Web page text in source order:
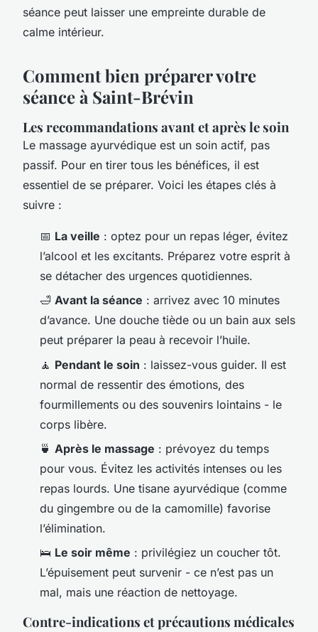
séance peut laisser une empreinte durable de
calme intérieur.
Comment bien préparer votre
séance à Saint-Brévin
Les recommandations avant et après le soin
Le massage ayurvédique est un soin actif, pas
passif. Pour en tirer tous les bénéfices, il est
essentiel de se préparer. Voici les étapes clés à
suivre :
📅 La veille : optez pour un repas léger, évitez
l’alcool et les excitants. Préparez votre esprit à
se détacher des urgences quotidiennes.
🛁 Avant la séance : arrivez avec 10 minutes
d’avance. Une douche tiède ou un bain aux sels
peut préparer la peau à recevoir l’huile.
🧘 Pendant le soin : laissez-vous guider. Il est
normal de ressentir des émotions, des
fourmillements ou des souvenirs lointains - le
corps libère.
🍵 Après le massage : prévoyez du temps
pour vous. Évitez les activités intenses ou les
repas lourds. Une tisane ayurvédique (comme
du gingembre ou de la camomille) favorise
l’élimination.
🛌 Le soir même : privilégiez un coucher tôt.
L’épuisement peut survenir - ce n’est pas un
mal, mais une réaction de nettoyage.
Contre-indications et précautions médicales